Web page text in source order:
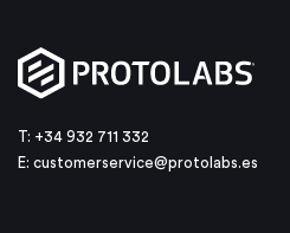
T: +34 932 711 332
E: customerservice@protolabs.es